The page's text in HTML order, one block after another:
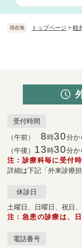
現在地 トップページ > 軽
受付時間
（午前） 8時30分か
（午後） 13時30分か
注：診療科毎に受付
詳細は下記「外来診療
休診日
土曜日、日曜日、祝日
注：急患の診療は、
電話番号